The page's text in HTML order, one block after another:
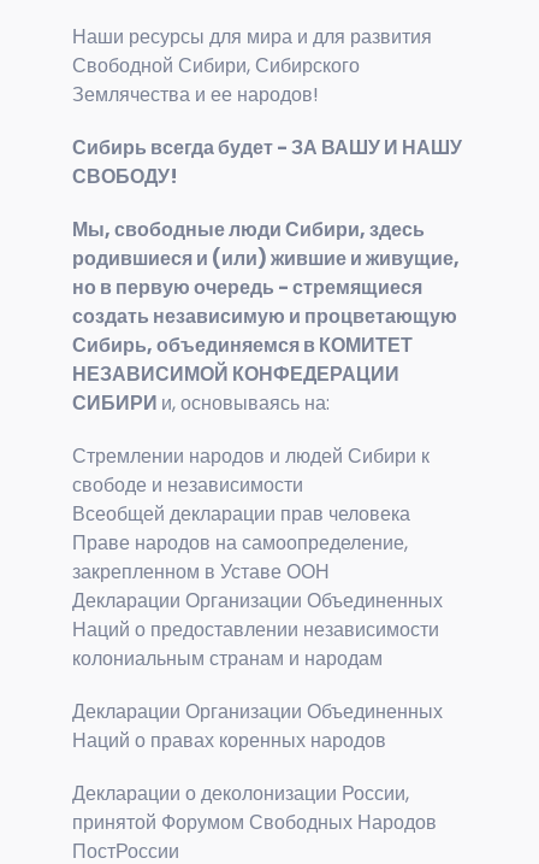
Наши ресурсы для мира и для развития
Свободной Сибири, Сибирского
Землячества и ее народов!
Сибирь всегда будет - ЗА ВАШУ И НАШУ
СВОБОДУ!
Мы, свободные люди Сибири, здесь
родившиеся и (или) жившие и живущие,
но в первую очередь - стремящиеся
создать независимую и процветающую
Сибирь, объединяемся в КОМИТЕТ
НЕЗАВИСИМОЙ КОНФЕДЕРАЦИИ
СИБИРИ и, основываясь на:
Стремлении народов и людей Сибири к
свободе и независимости
Всеобщей декларации прав человека
Праве народов на самоопределение,
закрепленном в Уставе ООН
Декларации Организации Объединенных
Наций о предоставлении независимости
колониальным странам и народам
Декларации Организации Объединенных
Наций о правах коренных народов
Декларации о деколонизации России,
принятой Форумом Свободных Народов
ПостРоссии